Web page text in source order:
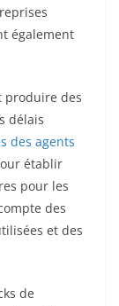
également
produire des
délais
des agents
établir
pour les
des
et des
de